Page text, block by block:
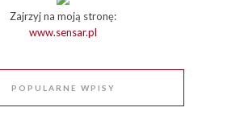
Zajrzyj na moją stronę:
www.sensar.pl
POPULARNE WPISY